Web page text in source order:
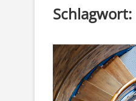
Schlagwort: